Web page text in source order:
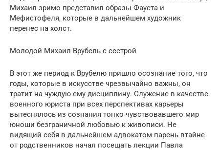
Михаил зримо представил образы Фауста и
Мефистофеля, которые в дальнейшем художник
перенес на холст.
Молодой Михаил Врубель с сестрой
В этот же период к Врубелю пришло осознание того, что
годы, которые в искусстве чрезвычайно важны, он
тратит на чуждую ему дисциплину. Служение в качестве
военного юриста при всех перспективах карьеры
вытеснялось из сознания тонко чувствовавшего мир
юноши безграничной любовью к живописи. Не
видящий себя в дальнейшем адвокатом парень втайне
от родственников начал посещать лекции Павла